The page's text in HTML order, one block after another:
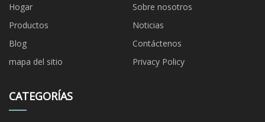
Hogar
Sobre nosotros
Productos
Noticias
Blog
Contáctenos
mapa del sitio
Privacy Policy
CATEGORÍAS